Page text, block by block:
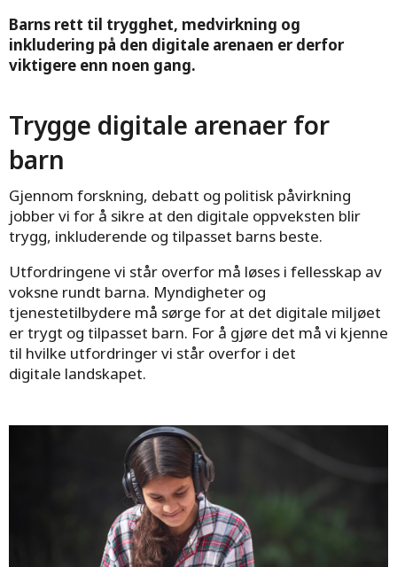
Barns rett til trygghet, medvirkning og
inkludering på den digitale arenaen er derfor
viktigere enn noen gang.
Trygge digitale arenaer for
barn
Gjennom forskning, debatt og politisk påvirkning
jobber vi for å sikre at den digitale oppveksten blir
trygg, inkluderende og tilpasset barns beste.
Utfordringene vi står overfor må løses i fellesskap av
voksne rundt barna. Myndigheter og
tjenestetilbydere må sørge for at det digitale miljøet
er trygt og tilpasset barn. For å gjøre det må vi kjenne
til hvilke utfordringer vi står overfor i det
digitale landskapet.